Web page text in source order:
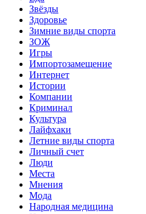
Звёзды
Здоровье
Зимние виды спорта
ЗОЖ
Игры
Импортозамещение
Интернет
Истории
Компании
Криминал
Культура
Лайфхаки
Летние виды спорта
Личный счет
Люди
Места
Мнения
Мода
Народная медицина